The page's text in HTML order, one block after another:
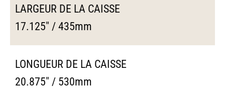
LARGEUR DE LA CAISSE
17.125" / 435mm
LONGUEUR DE LA CAISSE
20.875" / 530mm